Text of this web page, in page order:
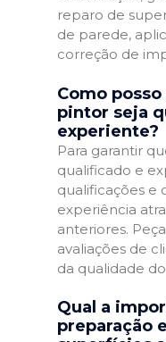
reparo de
de parede,
correção de
Como
pintor seja
experiente?
Para garantir
qualificado e
qualificações e
experiência
anteriores.
avaliações de
da qualidade
Qual a
preparação